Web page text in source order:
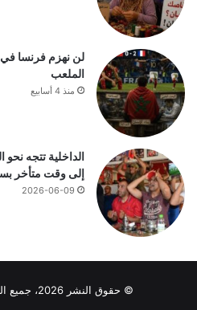
لن نهزم فرنسا
الملعب
منذ 4 أسابيع
الداخلية تتجه نحو
إلى وقت متأخر
2026-06-09
© حقوق النشر 2026، جميع الحقوق محفوظة |